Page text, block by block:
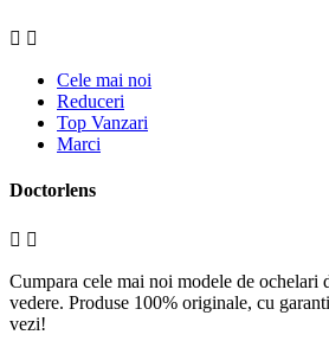
 
Cele mai noi
Reduceri
Top Vanzari
Marci
Doctorlens
 
Cumpara cele mai noi modele de ochelari
vedere. Produse 100% originale, cu
vezi!